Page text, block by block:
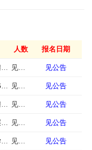
人数 报名日期
2026成都轻工职业技术大学招聘人事代理高技术技能人才1人 见公告 见公告
泸州市叙永县公开考核招聘2026届泸州市公费定向培养乡村幼儿园教师的公告 见公告 见公告
2026成都市崇州市中小学校招聘员额教师76人 见公告 见公告
2026成都理工大学第二批学校层面科研助理招聘15人 见公告 见公告
2026年泸州市古蔺县部分城区学校公开考调126名教师的公告2026年泸州市古蔺县部分城区学校公开考调126名教师的公告 见公告 见公告